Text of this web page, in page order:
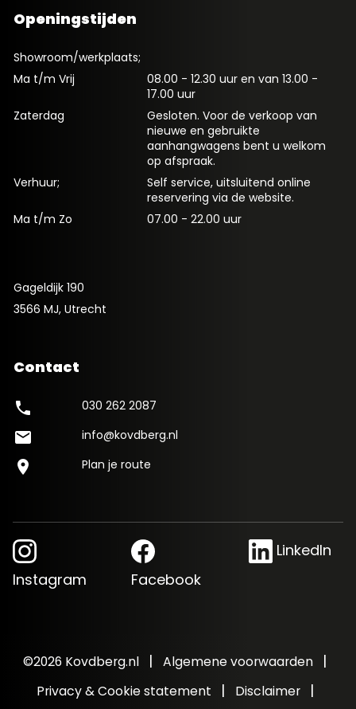
Openingstijden
Showroom/werkplaats;
Ma t/m Vrij
08.00 - 12.30 uur en van 13.00 -
17.00 uur
Zaterdag
Gesloten. Voor de verkoop van
nieuwe en gebruikte
aanhangwagens bent u welkom
op afspraak.
Verhuur;
Self service, uitsluitend online
reservering via de website.
Ma t/m Zo
07.00 - 22.00 uur
Gageldijk 190
3566 MJ, Utrecht
Contact
phone 030 262 2087
mail info@kovdberg.nl
location_on Plan je route
Instagram Facebook
LinkedIn
©2026 Kovdberg.nl | Algemene voorwaarden |
Privacy & Cookie statement | Disclaimer |